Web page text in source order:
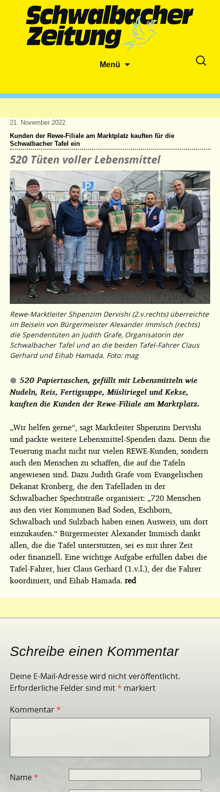
Menü
Suche
21. November 2022
Kunden der Rewe-Filiale am Marktplatz kauften für die
Schwalbacher Tafel ein
520 Tüten voller Lebensmittel
Rewe-Marktleiter Shpenzim Dervishi (2.v.rechts) überreichte
im Beisein von Bürgermeister Alexander Immisch (rechts)
die Spendentüten an Judith Grafe, Organisatorin der
Schwalbacher Tafel und an die beiden Tafel-Fahrer Claus
Gerhard und Eihab Hamada. Foto: mag
520 Papiertaschen, gefüllt mit Lebensmitteln wie
Nudeln, Reis, Fertigsuppe, Müsliriegel und Kekse,
kauften die Kunden der Rewe-Filiale am Marktplatz.
„Wir helfen gerne“, sagt Marktleiter Shpenzim Dervishi
und packte weitere Lebensmittel-Spenden dazu. Denn die
Teuerung macht nicht nur vielen REWE-Kunden, sondern
auch den Menschen zu schaffen, die auf die Tafeln
angewiesen sind. Dazu Judith Grafe vom Evangelischen
Dekanat Kronberg, die den Tafelladen in der
Schwalbacher Spechtstraße organisiert: „720 Menschen
aus den vier Kommunen Bad Soden, Eschborn,
Schwalbach und Sulzbach haben einen Ausweis, um dort
einzukaufen.“ Bürgermeister Alexander Immisch dankt
allen, die die Tafel unterstützen, sei es mit ihrer Zeit
oder finanziell. Eine wichtige Aufgabe erfüllen dabei die
Tafel-Fahrer, hier Claus Gerhard (1.v.l.), der die Fahrer
koordiniert, und Eihab Hamada. red
Schreibe einen Kommentar
Deine E-Mail-Adresse wird nicht veröffentlicht.
Erforderliche Felder sind mit* markiert
Kommentar*
Name*